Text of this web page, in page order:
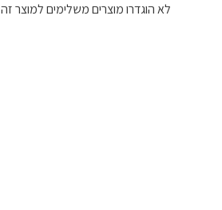
לא הוגדרו מוצרים משלימים למוצר זה